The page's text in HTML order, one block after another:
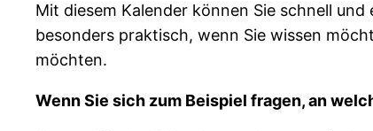
Mit diesem Kalender können Sie schnell
besonders praktisch, wenn Sie wissen
möchten.
Wenn Sie sich zum Beispiel fragen, an